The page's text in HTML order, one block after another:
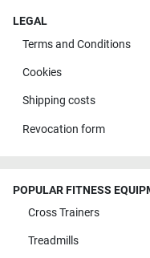
LEGAL
Terms and Conditions
Cookies
Shipping costs
Revocation form
POPULAR FITNESS
Cross Trainers
Treadmills